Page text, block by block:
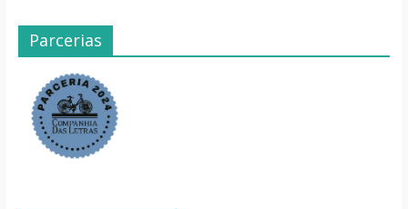
Parcerias